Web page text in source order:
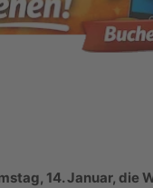
14. Januar, die